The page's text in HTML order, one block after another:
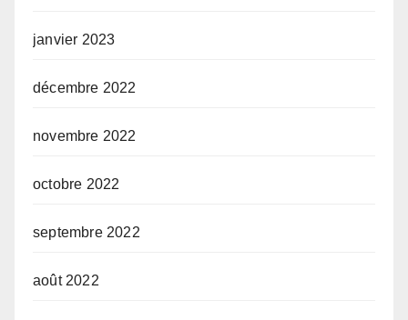
janvier 2023
décembre 2022
novembre 2022
octobre 2022
septembre 2022
août 2022